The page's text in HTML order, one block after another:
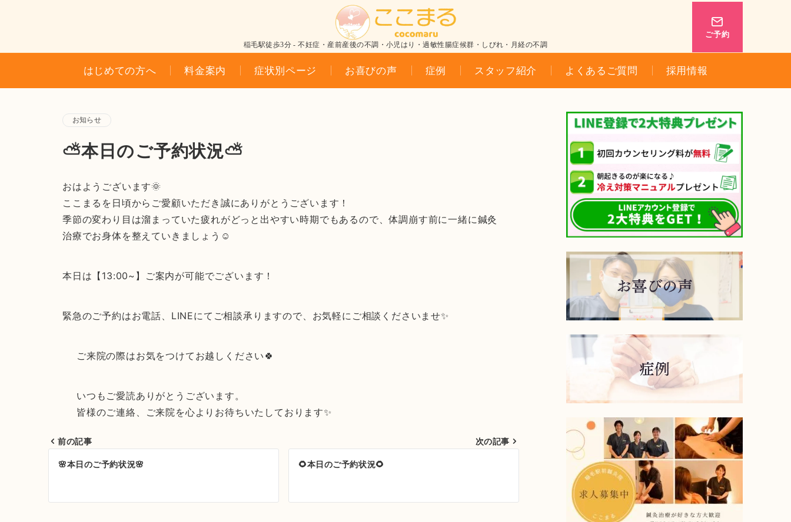
稲毛駅徒歩3分 - 不妊症・産前産後の不調・小児はり・過敏性腸症候群・しびれ・月経の不調
ご予約
はじめての方へ 料金案内 症状別ページ お喜びの声 症例 スタッフ紹介 よくあるご質問 採用情報
お知らせ
⛅本日のご予約状況⛅
おはようございます🌞
ここまるを日頃からご愛顧いただき誠にありがとうございます！
季節の変わり目は溜まっていた疲れがどっと出やすい時期でもあるので、体調崩す前に一緒に鍼灸
治療でお身体を整えていきましょう☺
本日は【13:00~】ご案内が可能でございます！
緊急のご予約はお電話、LINEにてご相談承りますので、お気軽にご相談くださいませ✨
ご来院の際はお気をつけてお越しください🍀
いつもご愛読ありがとうございます。
皆様のご連絡、ご来院を心よりお待ちいたしております✨
投
前の記事
🌸本日のご予約状況🌸
次の記事
🌻本日のご予約状況🌻